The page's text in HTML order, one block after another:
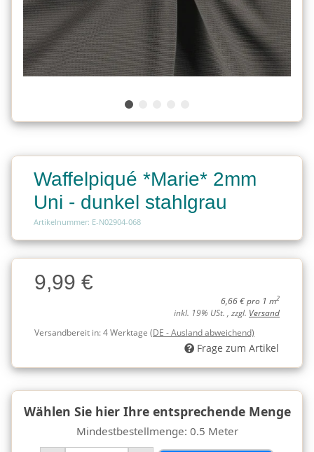
Waffelpiqué *Marie* 2mm
Uni - dunkel stahlgrau
Artikelnummer: E-N02904-068
Charge
Charge9,99 €
6,66 € pro 1 m2
inkl. 19% USt. , zzgl. Versand
Versandbereit in:4 Werktage (DE - Ausland abweichend)
Frage zum Artikel
Wählen Sie hier Ihre entsprechende Menge
Mindestbestellmenge: 0.5 Meter